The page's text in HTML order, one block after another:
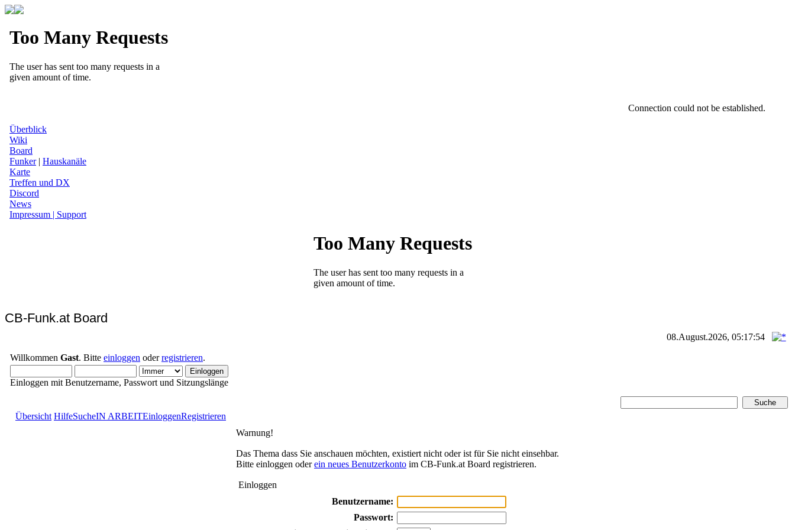
Connection could not be established.
Überblick
Wiki
Board
Funker| Hauskanäle
Karte
Treffen und DX
Discord
News
Impressum | Support
CB-Funk.at Board
08.August.2026, 05:17:54
Willkommen Gast. Bitte einloggen oderregistrieren.
Einloggen mit Benutzername, Passwort und Sitzungslänge
Übersicht HilfeSucheIN ARBEITEinloggenRegistrieren
Warnung!
Das Thema dass Sie anschauen möchten, existiert nicht oder ist für Sie nicht einsehbar.
Bitte einloggen oderein neues Benutzerkonto im CB-Funk.at Board registrieren.
Einloggen
Benutzername:
Passwort: